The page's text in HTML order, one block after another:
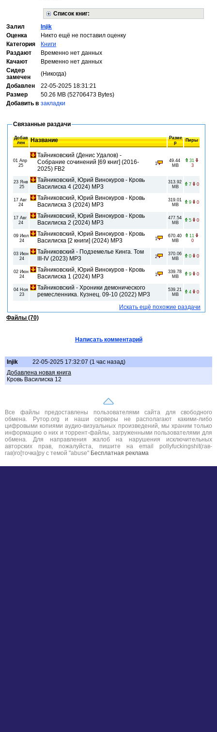
Список книг:
Залил
Injik
Оценка
Никто ещё не поставил оценку
Категория
Книги
Раздают
Временно нет данных
Качают
Временно нет данных
Сидер
замечен
(Никогда)
Добавлен
22-05-2025 18:31:21
Размер
50.26 MB (52706473 Bytes)
Добавить в закладки
Связанные раздачи
Добав
лен
Название
Разме
р
Пиры
01 Апр
25
Тайниковский (Денис Удалов) -
Собрание сочинений [69 книг] (2016-
2025) FB2
1
49.44
MB
31
3
23 Янв
25
Тайниковский, Юрий Винокуров - Кровь
Василиска 4 (2024) MP3
313.92
MB
7 0
17 Авг
24
Тайниковский, Юрий Винокуров - Кровь
Василиска 3 (2024) МР3
319.01
MB
9 0
17 Авг
24
Тайниковский, Юрий Винокуров - Кровь
Василиска 2 (2024) МР3
477.54
MB
5 0
09 Июл
24
Тайниковский, Юрий Винокуров - Кровь
Василиска [2 книги] (2024) МР3
1
670.40
MB
11
0
03 Июн
24
Тайниковский - Подземелье Кинга. Том
III-IV (2023) MP3
2
370.06
MB
0 0
02 Июн
24
Тайниковский, Юрий Винокуров - Кровь
Василиска 1 (2024) MP3
1
339.78
MB
9 0
04 Ноя
23
Тайниковский - Хроники демонического
ремесленника. Кузнец. 09-10 (2022) МР3
539.21
MB
4 0
Искать ещё похожие раздачи
Файлы (70)
Написать комментарий
Injik
22-05-2025 17:32:07 (1 час назад)
Добавлена новая книга
Кровь Василиска 12
Все файлы предоставлены пользователями сайта для свободного
обмена. Рутор.org и наши серверы не располагают какими-либо
цифровыми копиями аудио-визуальных произведений, мы храним только
информацию о них и торрент-файлы, загруженными пользователями для
обмена. Для направления жалоб на нарушения исключительных
авторских прав, пожалуйста, пишите на email pollyfuckingshit(гав-
гав)ro[точка]ру с темой "abuse" Бесплатная реклама